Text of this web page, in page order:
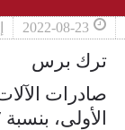
2022-08-23
ترك برس